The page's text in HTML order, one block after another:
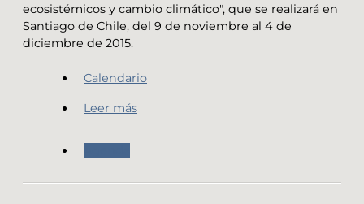
ecosistémicos y cambio climático", que se realizará en
Santiago de Chile, del 9 de noviembre al 4 de
diciembre de 2015.
Calendario
Leer más